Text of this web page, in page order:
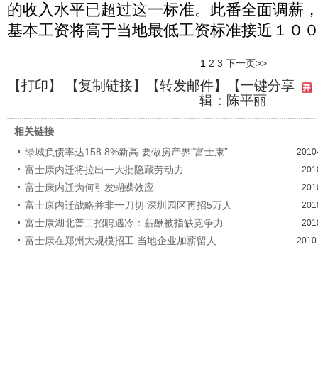
的收入水平已超过这一标准。此番全面调薪
基本工资将高于当地最低工资标准接近１０
1 2 3 下一页>>
【打印】 【复制链接】【转发邮件】
【一键分享
辑：陈平丽
相关链接
绿城负债率达158.8%新高 要做房产界“富士康”
富士康内迁将拉出一大批隐藏劳动力
富士康内迁为何引发蝴蝶效应
富士康内迁战略并非一刀切 深圳园区再招5万人
富士康湖北普工招聘遇冷：薪酬被指缺竞争力
富士康在郑州大规模招工 当地企业加薪留人